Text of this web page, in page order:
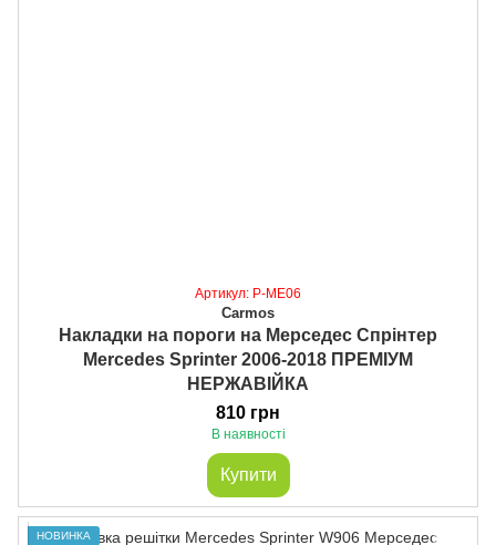
Артикул: P-ME06
Carmos
Накладки на пороги на Мерседес Спрінтер
Mercedes Sprinter 2006-2018 ПРЕМІУМ
НЕРЖАВІЙКА
810 грн
В наявності
Купити
НОВИНКА